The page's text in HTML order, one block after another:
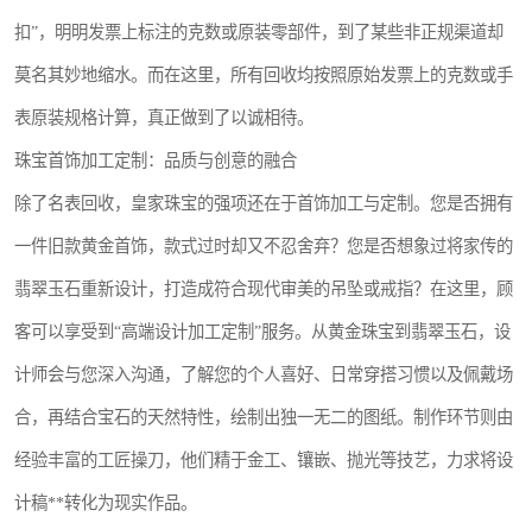
扣”，明明发票上标注的克数或原装零部件，到了某些非正规渠道却
莫名其妙地缩水。而在这里，所有回收均按照原始发票上的克数或手
表原装规格计算，真正做到了以诚相待。
珠宝首饰加工定制：品质与创意的融合
除了名表回收，皇家珠宝的强项还在于首饰加工与定制。您是否拥有
一件旧款黄金首饰，款式过时却又不忍舍弃？您是否想象过将家传的
翡翠玉石重新设计，打造成符合现代审美的吊坠或戒指？在这里，顾
客可以享受到“高端设计加工定制”服务。从黄金珠宝到翡翠玉石，设
计师会与您深入沟通，了解您的个人喜好、日常穿搭习惯以及佩戴场
合，再结合宝石的天然特性，绘制出独一无二的图纸。制作环节则由
经验丰富的工匠操刀，他们精于金工、镶嵌、抛光等技艺，力求将设
计稿**转化为现实作品。